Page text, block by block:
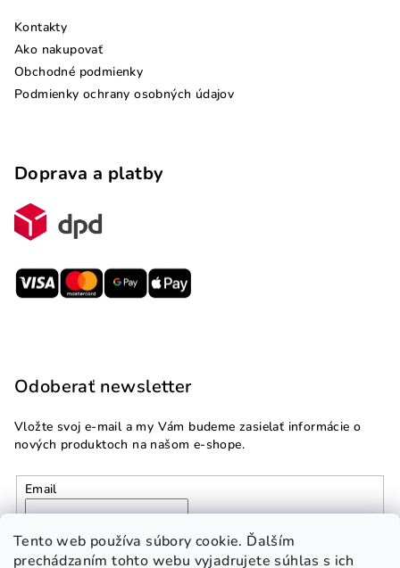
Tento web používa súbory cookie. Ďalším
prechádzaním tohto webu vyjadrujete súhlas s ich
Kontakty
Ako nakupovať
Obchodné podmienky
Podmienky ochrany osobných údajov
Doprava a platby
Odoberať newsletter
Vložte svoj e-mail a my Vám budeme zasielať informácie o
nových produktoch na našom e-shope.
Email
Vložením e-mailu súhlasíte s
podmienkami ochrany
osobných údajov